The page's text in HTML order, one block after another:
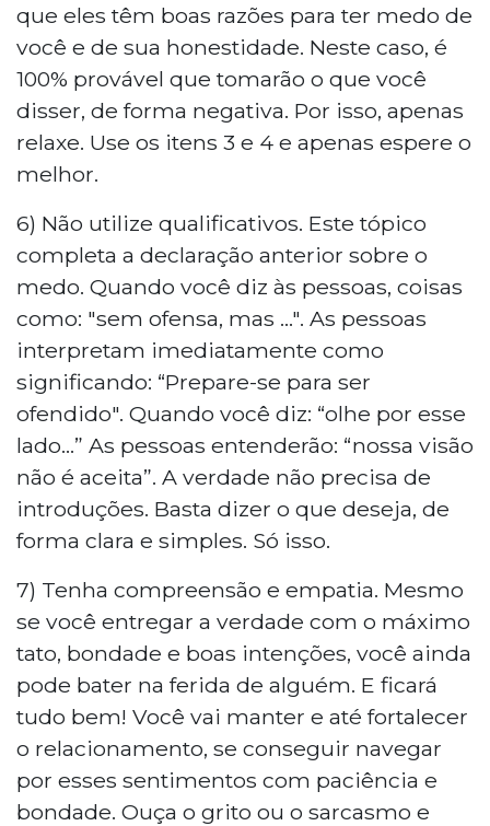
que eles têm boas razões para ter medo de
você e de sua honestidade. Neste caso, é
100% provável que tomarão o que você
disser, de forma negativa. Por isso, apenas
relaxe. Use os itens 3 e 4 e apenas espere o
melhor.
6) Não utilize qualificativos. Este tópico
completa a declaração anterior sobre o
medo. Quando você diz às pessoas, coisas
como: "sem ofensa, mas ...". As pessoas
interpretam imediatamente como
significando: “Prepare-se para ser
ofendido". Quando você diz: “olhe por esse
lado...” As pessoas entenderão: “nossa visão
não é aceita”. A verdade não precisa de
introduções. Basta dizer o que deseja, de
forma clara e simples. Só isso.
7) Tenha compreensão e empatia. Mesmo
se você entregar a verdade com o máximo
tato, bondade e boas intenções, você ainda
pode bater na ferida de alguém. E ficará
tudo bem! Você vai manter e até fortalecer
o relacionamento, se conseguir navegar
por esses sentimentos com paciência e
bondade. Ouça o grito ou o sarcasmo e